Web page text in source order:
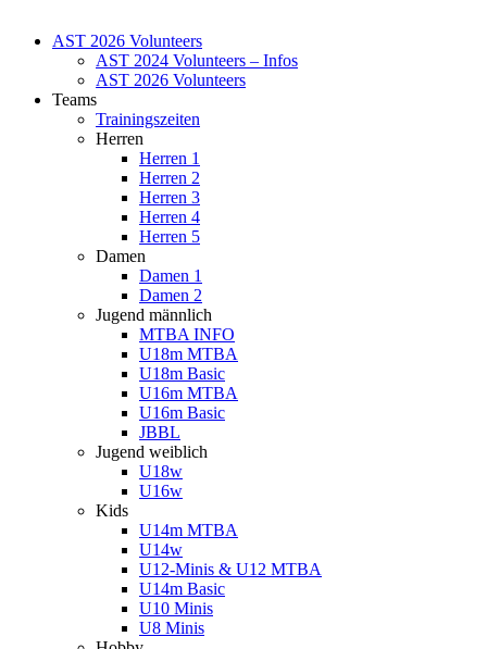
AST 2026 Volunteers
AST 2024 Volunteers – Infos
AST 2026 Volunteers
Teams
Trainingszeiten
Herren
Herren 1
Herren 2
Herren 3
Herren 4
Herren 5
Damen
Damen 1
Damen 2
Jugend männlich
MTBA INFO
U18m MTBA
U18m Basic
U16m MTBA
U16m Basic
JBBL
Jugend weiblich
U18w
U16w
Kids
U14m MTBA
U14w
U12-Minis & U12 MTBA
U14m Basic
U10 Minis
U8 Minis